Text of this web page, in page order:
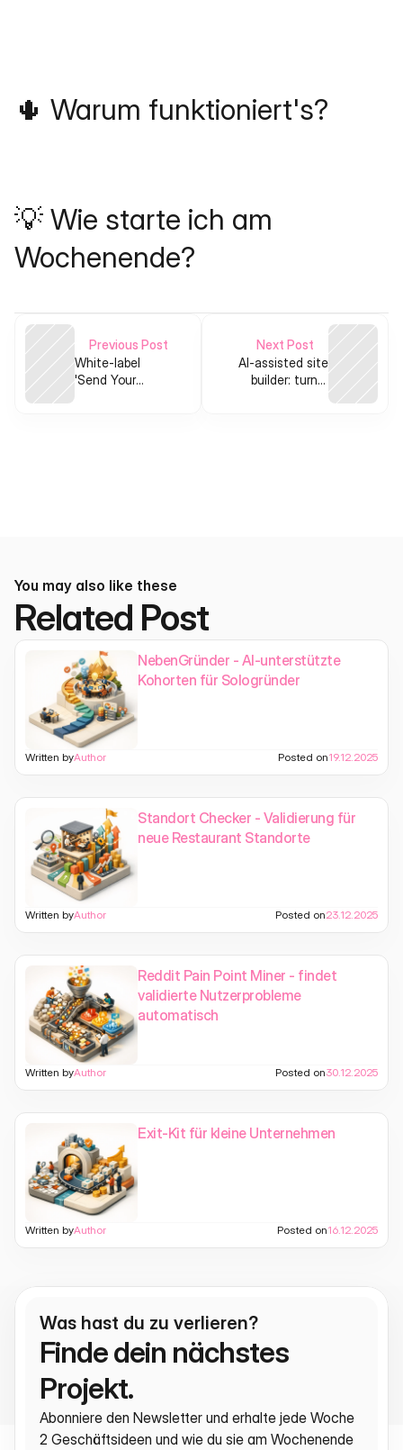
🌵 Warum funktioniert's?
💡 Wie starte ich am
Wochenende?
Previous Post
White‑label
'Send Your
Next Post
AI-assisted site
builder: turn a
You may also like these
Related Post
NebenGründer - AI-unterstützte
Kohorten für Sologründer
Written byAuthor Posted on19.12.2025
Standort Checker - Validierung für
neue Restaurant Standorte
Written byAuthor Posted on23.12.2025
Reddit Pain Point Miner - findet
validierte Nutzerprobleme
automatisch
Written byAuthor Posted on30.12.2025
Exit-Kit für kleine Unternehmen
Written byAuthor Posted on16.12.2025
Was hast du zu verlieren?
Finde dein nächstes
Projekt.
Abonniere den Newsletter und erhalte jede Woche
2 Geschäftsideen und wie du sie am Wochenende